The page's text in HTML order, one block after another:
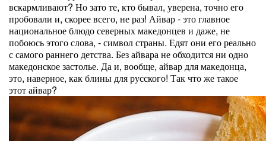
вскармливают? Но зато те, кто бывал, уверена, точно его
пробовали и, скорее всего, не раз! Айвар - это главное
национальное блюдо северных македонцев и даже, не
побоюсь этого слова, - символ страны. Едят они его реально
с самого раннего детства. Без айвара не обходится ни одно
македонское застолье. Да и, вообще, айвар для македонца,
это, наверное, как блины для русского! Так что же такое
этот айвар?